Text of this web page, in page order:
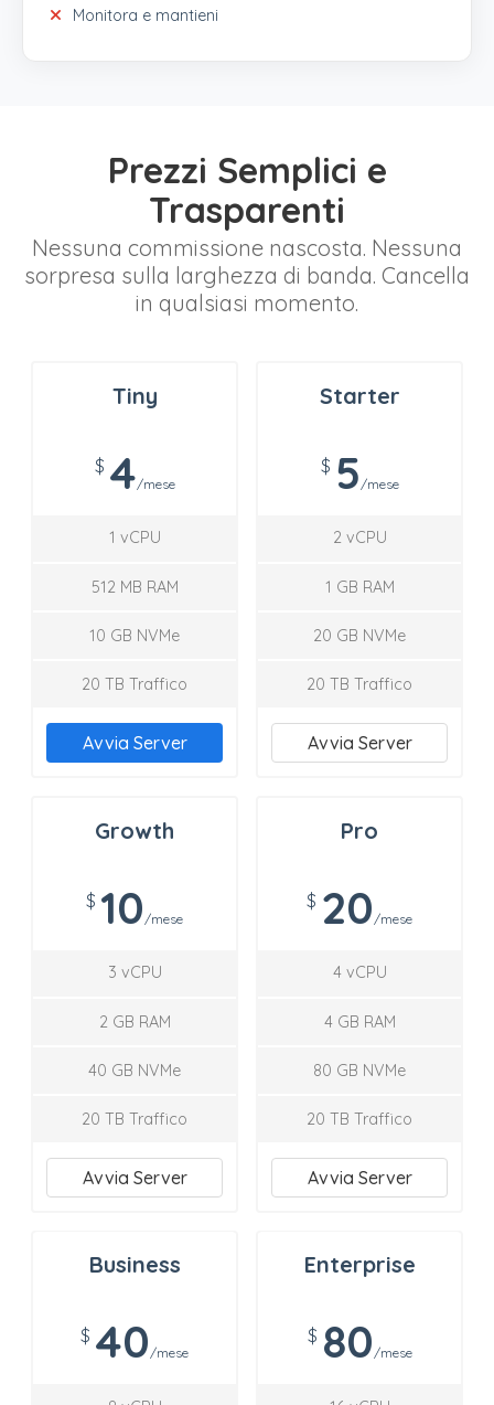
Monitora e mantieni
Prezzi Semplici e
Trasparenti
Nessuna commissione nascosta. Nessuna
sorpresa sulla larghezza di banda. Cancella
in qualsiasi momento.
Tiny
$ 4/mese
1 vCPU
512 MB RAM
10 GB NVMe
20 TB Traffico
Avvia Server
Starter
$ 5 /mese
2 vCPU
1 GB RAM
20 GB NVMe
20 TB Traffico
Avvia Server
Growth
$ 10 /mese
3 vCPU
2 GB RAM
40 GB NVMe
20 TB Traffico
Avvia Server
Pro
$ 20 /mese
4 vCPU
4 GB RAM
80 GB NVMe
20 TB Traffico
Avvia Server
Business
$ 40/mese
Enterprise
$ 80/mese